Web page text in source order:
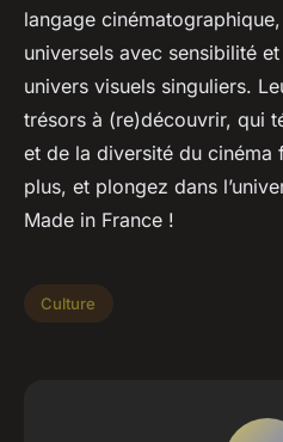
langage
universels avec sensibilité
univers visuels singuliers.
trésors à (re)découvrir, qui
et de la diversité du cinéma
plus, et plongez dans
Made in France !
Culture